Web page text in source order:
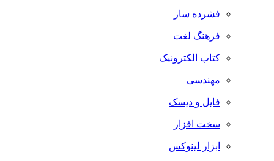
فشرده ساز
فرهنگ لغت
کتاب الکترونیک
مهندسی
فایل و دیسک
سخت افزار
ابزار لینوکس